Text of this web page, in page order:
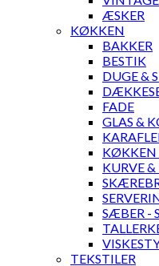
ÆSKER
KØKKEN
BAKKER
BESTIK
DUGE &
FADE
GLAS &
KØKKEN
KURVE &
SÆBER -
TEKSTILER